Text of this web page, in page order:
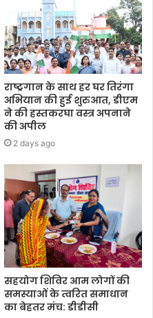
राष्ट्रगान के साथ हर घर तिरंगा
अभियान की हुई शुरुआत, डीएम
ने की हस्तकरघा वस्त्र अपनाने
की अपील
2 days ago
सहयोग शिविर आम लोगों की
समस्याओं के त्वरित समाधान
का बेहतर मंच: डीडीसी